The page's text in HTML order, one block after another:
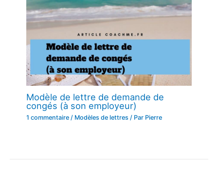
Modèle de lettre de demande de
congés (à son employeur)
1 commentaire / Modèles de lettres / Par Pierre